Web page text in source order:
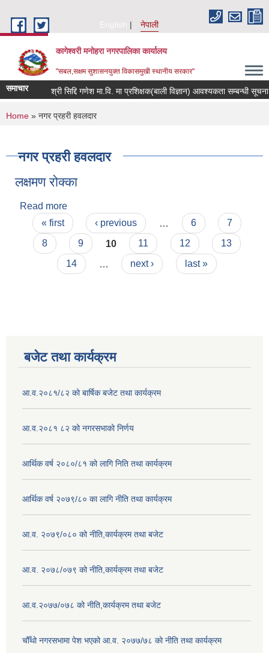
English
नेपाली
कागेश्वरी मनोहरा नगरपालिका कार्यालय
"सबल,सक्षम सुशासनयुक्त विकासमुखी स्थानीय सरकार"
समाचार श्री सिद्दि गणेश मा.वि. मा प्रशिक्षक(बाली विज्ञान) आवश्यकता सम्बन्धी सूचना
You are here
Home » नगर प्रहरी हवलदार
नगर प्रहरी हवलदार
लक्षमण रोक्का
Read more
Pages
« first ‹ previous 6
7
8
9 10 11 12
13
14
next › last »
बजेट तथा कार्यक्रम
आ.व.२०८१/८२ को बार्षिक बजेट तथा कार्यक्रम
आ.व.२०८१ ८२ को नगरसभाको निर्णय
आर्थिक वर्ष २०८०/८१ को लागि निति तथा कार्यक्रम
आर्थिक वर्ष २०७९/८० का लागि नीति तथा कार्यक्रम
आ.व. २०७९/०८० को नीति,कार्यक्रम तथा बजेट
आ.व. २०७८/०७९ को नीति,कार्यक्रम तथा बजेट
आ.व.२०७७/०७८ को नीति,कार्यक्रम तथा बजेट
चौँथो नगरसभामा पेश भएको आ.व. २०७७/७८ को नीति तथा कार्यक्रम